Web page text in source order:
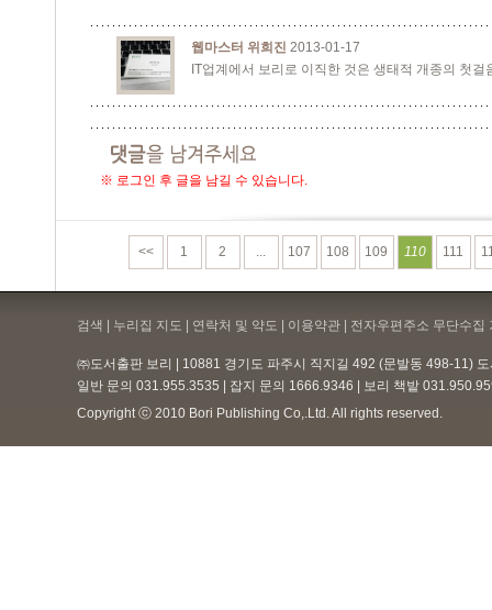
웹마스터 위희진 2013-01-17
IT업계에서 보리로 이직한 것은 생태적 개종의 첫걸
※ 로그인 후 글을 남길 수 있습니다.
<< 1 2 ... 107 108 109 110 111
검색 | 누리집 지도 | 연락처 및 약도 | 이용약관 | 전자우편주소 무단수집
㈜도서출판 보리 | 10881 경기도 파주시 직지길 492 (문발동 498-11)
일반 문의 031.955.3535 | 잡지 문의 1666.9346 | 보리 책밭
Copyright ⓒ 2010 Bori Publishing Co,.Ltd. All rights reserved.